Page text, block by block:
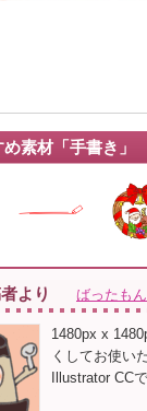
素材「手書き」
より ばったも
1480px x
くしてお使い
Illustrator CC